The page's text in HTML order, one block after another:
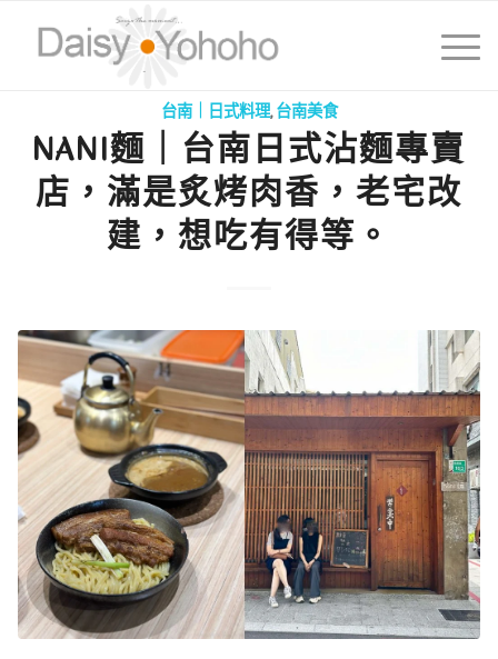
台南｜日式料理,台南美食
NANI麵｜台南日式沾麵專賣
店，滿是炙烤肉香，老宅改
建，想吃有得等。